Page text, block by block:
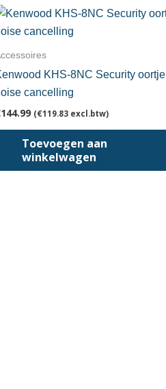
KHS-8NC Security oortje
cancelling
144.99 (€119.83 excl.btw)
Toevoegen aan
winkelwagen